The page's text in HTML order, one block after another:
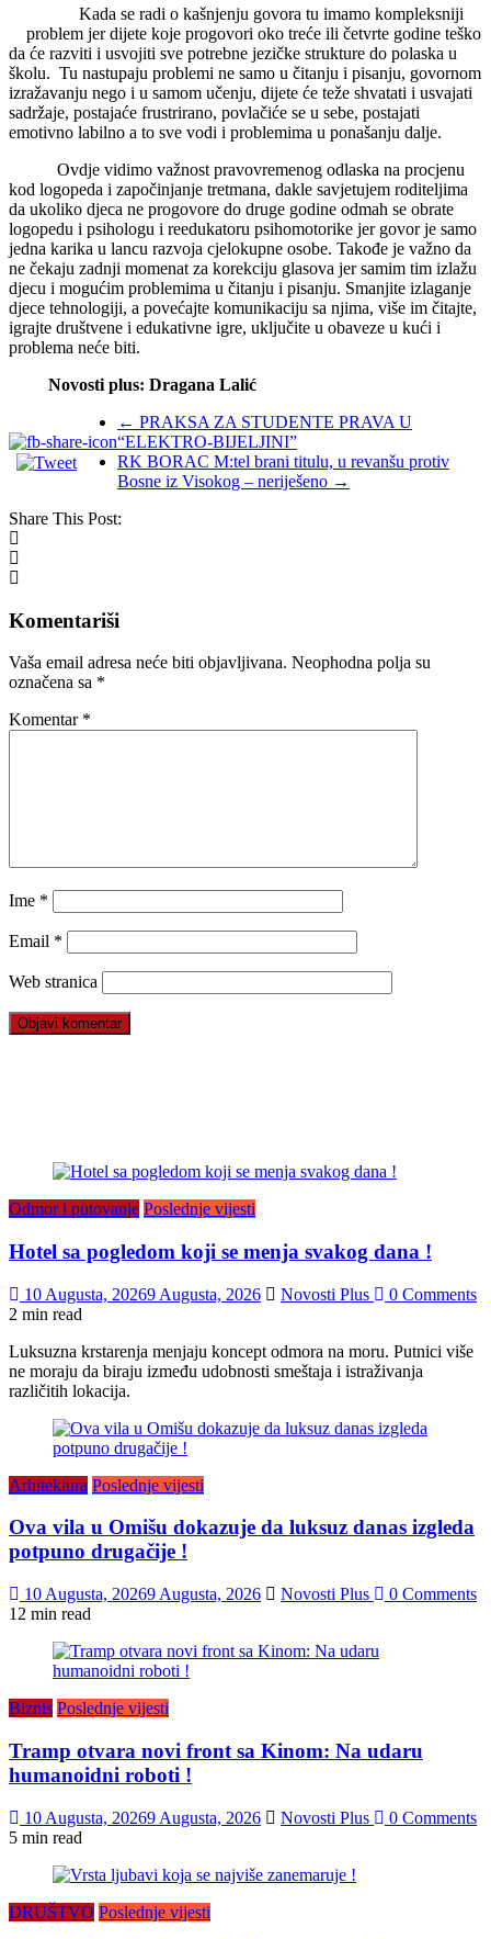
Kada se radi o kašnjenju govora tu imamo kompleksniji
problem jer dijete koje progovori oko treće ili četvrte godine teško
da će razviti i usvojiti sve potrebne jezičke strukture do polaska u
školu. Tu nastupaju problemi ne samo u čitanju i pisanju, govornom
izražavanju nego i u samom učenju, dijete će teže shvatati i usvajati
sadržaje, postajaće frustrirano, povlačiće se u sebe, postajati
emotivno labilno a to sve vodi i problemima u ponašanju dalje.
Ovdje vidimo važnost pravovremenog odlaska na procjenu
kod logopeda i započinjanje tretmana, dakle savjetujem roditeljima
da ukoliko djeca ne progovore do druge godine odmah se obrate
logopedu i psihologu i reedukatoru psihomotorike jer govor je samo
jedna karika u lancu razvoja cjelokupne osobe. Takođe je važno da
ne čekaju zadnji momenat za korekciju glasova jer samim tim izlažu
djecu i mogućim problemima u čitanju i pisanju. Smanjite izlaganje
djece tehnologiji, a povećajte komunikaciju sa njima, više im čitajte,
igrajte društvene i edukativne igre, uključite u obaveze u kući i
problema neće biti.
Novosti plus: Dragana Lalić
← PRAKSA ZA STUDENTE PRAVA U
“ELEKTRO-BIJELJINI”
RK BORAC M:tel brani titulu, u revanšu protiv
Bosne iz Visokog – neriješeno →
Share This Post:
Komentariši
Vaša email adresa neće biti objavljivana. Neophodna polja su
označena sa *
Komentar *
Ime *
Email *
Web stranica
Odmor i putovanje Poslednje vijesti
Hotel sa pogledom koji se menja svakog dana !
10 Augusta, 20269 Augusta, 2026 Novosti Plus
0 Comments
2 min read
Luksuzna krstarenja menjaju koncept odmora na moru. Putnici više
ne moraju da biraju između udobnosti smeštaja i istraživanja
različitih lokacija.
Arhitektura Poslednje vijesti
Ova vila u Omišu dokazuje da luksuz danas izgleda
potpuno drugačije !
10 Augusta, 20269 Augusta, 2026 Novosti Plus
0 Comments
12 min read
Biznis Poslednje vijesti
Tramp otvara novi front sa Kinom: Na udaru
humanoidni roboti !
10 Augusta, 20269 Augusta, 2026 Novosti Plus
0 Comments
5 min read
DRUŠTVO Poslednje vijesti